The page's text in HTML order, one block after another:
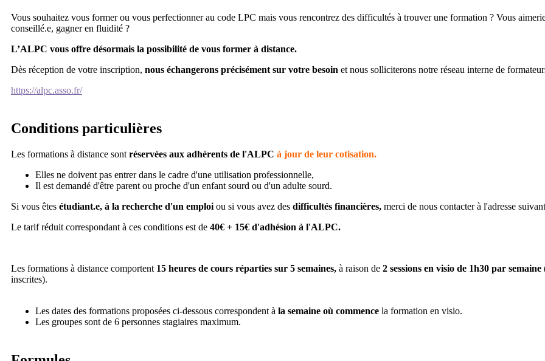
Vous souhaitez vous former ou vous perfectionner au code LPC mais vous rencontrez des difficultés à trouver une formation ? Vous
conseillé.e, gagner en fluidité ?
L’ALPC vous offre désormais la possibilité de vous former à distance.
Dès réception de votre inscription, nous échangerons précisément sur votre besoin et nous solliciterons notre réseau interne de
https://alpc.asso.fr/
Conditions particulières
Les formations à distance sont réservées aux adhérents de l'ALPC à jour de leur cotisation.
Elles ne doivent pas entrer dans le cadre d'une utilisation professionnelle,
Il est demandé d'être parent ou proche d'un enfant sourd ou d'un adulte sourd.
Si vous êtes étudiant.e, à la recherche d'un emploi ou si vous avez des difficultés financières, merci de nous contacter à l'adresse
Le tarif réduit correspondant à ces conditions est de 40€ + 15€ d'adhésion à l'ALPC.
Les formations à distance comportent 15 heures de cours réparties sur 5 semaines, à raison de 2 sessions en visio de 1h30 par semaine
inscrites).
Les dates des formations proposées ci-dessous correspondent à la semaine où commence la formation en visio.
Les groupes sont de 6 personnes stagiaires maximum.